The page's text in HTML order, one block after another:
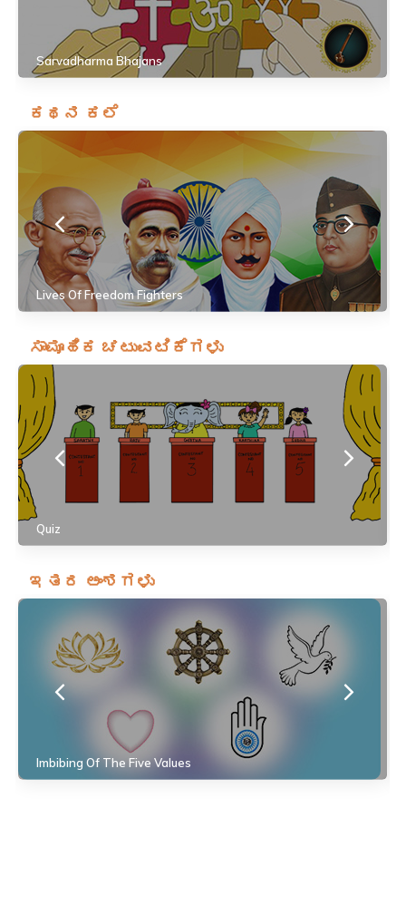
Sarvadharma Bhajans
ಕಥನ ಕಲೆ
Lives Of Freedom Fighters
ಸಾಮೂಹಿಕ ಚಟುವಟಿಕೆಗಳು
Quiz
ಇತರ ಅಂಶಗಳು
Imbibing Of The Five Values